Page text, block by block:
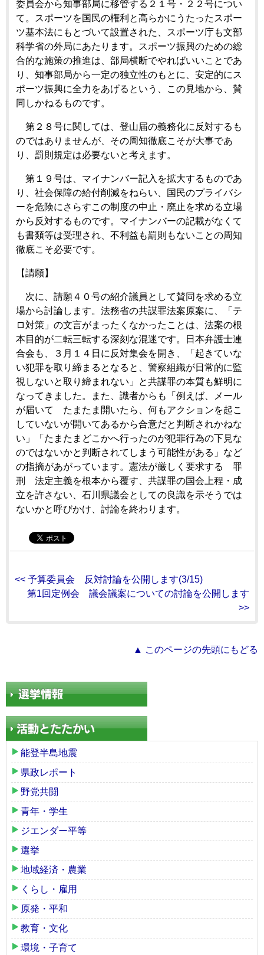
委員会から知事部局に移管する２１号・２２号につい
て。スポーツを国民の権利と高らかにうたったスポー
ツ基本法にもとづいて設置された、スポーツ庁も文部
科学省の外局にあたります。スポーツ振興のための総
合的な施策の推進は、部局横断でやればいいことであ
り、知事部局から一定の独立性のもとに、安定的にス
ポーツ振興に全力をあげるという、この見地から、賛
同しかねるものです。
第２８号に関しては、登山届の義務化に反対するも
のではありませんが、その周知徹底こそが大事であ
り、罰則規定は必要ないと考えます。
第１９号は、マイナンバー記入を拡大するものであ
り、社会保障の給付削減をねらい、国民のプライバシ
ーを危険にさらすこの制度の中止・廃止を求める立場
から反対するものです。マイナンバーの記載がなくて
も書類等は受理され、不利益も罰則もないことの周知
徹底こそ必要です。
【請願】
次に、請願４０号の紹介議員として賛同を求める立
場から討論します。法務省の共謀罪法案原案に、「テ
ロ対策」の文言がまったくなかったことは、法案の根
本目的が二転三転する深刻な混迷です。日本弁護士連
合会も、３月１４日に反対集会を開き、「起きていな
い犯罪を取り締まるとなると、警察組織が日常的に監
視しないと取り締まれない」と共謀罪の本質も鮮明に
なってきました。また、識者からも「例えば、メール
が届いて たまたま開いたら、何もアクションを起こ
していないが開いてあるから合意だと判断されかねな
い」「たまたまどこかへ行ったのが犯罪行為の下見な
のではないかと判断されてしまう可能性がある」など
の指摘があがっています。憲法が厳しく要求する 罪
刑 法定主義を根本から覆す、共謀罪の国会上程・成
立を許さない、石川県議会としての良識を示そうでは
ないかと呼びかけ、討論を終わります。
<< 予算委員会 反対討論を公開します(3/15)
第1回定例会 議会議案についての討論を公開します
>>
▲ このページの先頭にもどる
能登半島地震
県政レポート
野党共闘
青年・学生
ジエンダー平等
選挙
地域経済・農業
くらし・雇用
原発・平和
教育・文化
環境・子育て